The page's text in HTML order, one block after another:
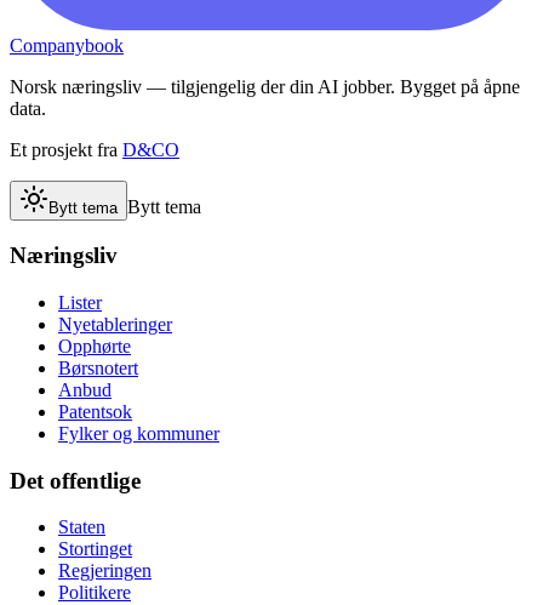
Companybook
Norsk næringsliv — tilgjengelig der din AI jobber. Bygget på åpne
data.
Et prosjekt fra D&CO
Bytt tema Bytt tema
Næringsliv
Lister
Nyetableringer
Opphørte
Børsnotert
Anbud
Patentsok
Fylker og kommuner
Det offentlige
Staten
Stortinget
Regjeringen
Politikere